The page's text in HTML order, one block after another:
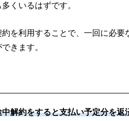
くいるはずです。
を利用することで、一回に必
きます。
解約をすると支払い予定分を